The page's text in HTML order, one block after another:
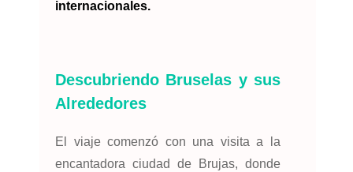
internacionales.
Descubriendo Bruselas y sus
Alrededores
El viaje comenzó con una visita a la
encantadora ciudad de Brujas, donde